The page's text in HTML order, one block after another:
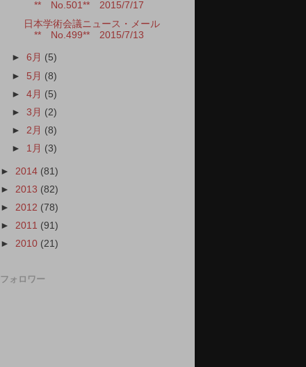
** No.501** 2015/7/17
日本学術会議ニュース・メール
** No.499** 2015/7/13
►6月 (5)
► 5月 (8)
►4月 (5)
►3月 (2)
► 2月 (8)
► 1月 (3)
► 2014 (81)
► 2013 (82)
► 2012 (78)
► 2011 (91)
► 2010 (21)
フォロワー